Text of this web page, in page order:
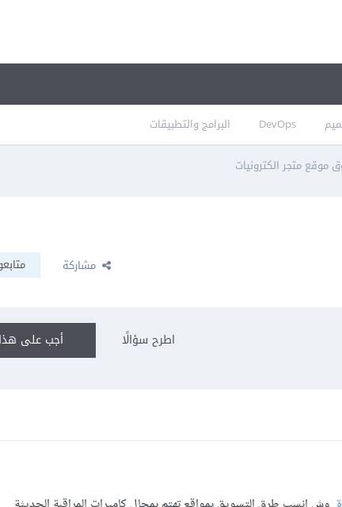
DevOps البرامج والتطبيقات
متجر الكترونيات
مشاركة
أجب على اطرح سؤالًا